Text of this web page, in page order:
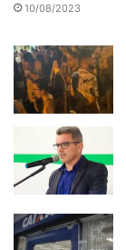
10/08/2023